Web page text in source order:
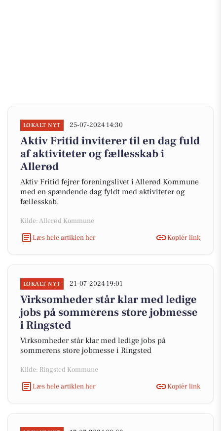
LOKALT NYT 25-07-2024 14:30
Aktiv Fritid inviterer til en dag fuld
af aktiviteter og fællesskab i
Allerød
Aktiv Fritid fejrer foreningslivet i Allerød Kommune
med en spændende dag fyldt med aktiviteter og
fællesskab.
Kilde: Allerød Kommune
Læs hele artiklen her
Kopiér link
LOKALT NYT 21-07-2024 19:01
Virksomheder står klar med ledige
jobs på sommerens store jobmesse
i Ringsted
Virksomheder står klar med ledige jobs på
sommerens store jobmesse i Ringsted
Kilde: Ringsted Kommune
Læs hele artiklen her
Kopiér link